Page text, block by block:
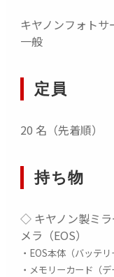
※ 従いまして、参加
を購入いただく必要は
い。
※ 途中でお弁当など
広角～望遠
移動中の車
一般のお客
万が一、事
係者は一切
キヤノンフォトサ
一般
定員
20 名（先着順）
持ち物
◇ キヤノン製ミラ
メラ（EOS）
・EOS本体（バッテリ
・メモリーカード（